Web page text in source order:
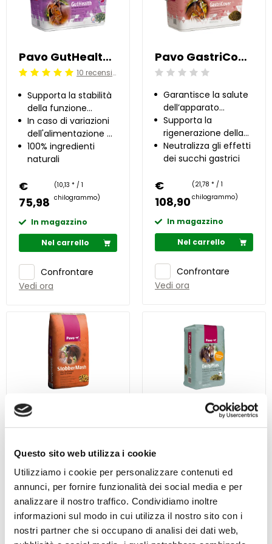
Questo sito web utilizza i cookie
Utilizziamo i cookie per personalizzare contenuti ed
annunci, per fornire funzionalità dei social media e per
analizzare il nostro traffico. Condividiamo inoltre
informazioni sul modo in cui utilizza il nostro sito con i
nostri partner che si occupano di analisi dei dati web,
Pavo GutHealth 7.5 kg
Beoordeling: 5/5 10 recensioni
Supporta la stabilità
della funzione
intestinale
In caso di variazioni
dell'alimentazione o
di stress
100% ingredienti
naturali
€
75,98
(10,13 * / 1
chilogrammo)
In magazzino
Nel carrello
Confrontare
Vedi ora
Pavo GastriCover 5 kg
Beoordeling: 0/5
Garantisce la salute
dell’apparato
gastrico
Supporta la
rigenerazione della
mucosa gastrica
Neutralizza gli effetti
dei succhi gastrici
€
108,90
(21,78 * / 1
chilogrammo)
In magazzino
Nel carrello
Confrontare
Vedi ora
Beoordeling: 5/5
Elevata percentuale
crusca
Rigenerazione rapida
dopo lo sforzo e la
malattia
€
34,39
(2,29 * / 1
chilogrammo)
Pavo DailyPlus 12 kg
Beoordeling: 5/5 4 recensioni
masticazione e
prolunga il tempo di
consumo.
Ideale per la
miscelazione con
mangimi
concentrati
€
(2,08 * / 1
chilogrammo)